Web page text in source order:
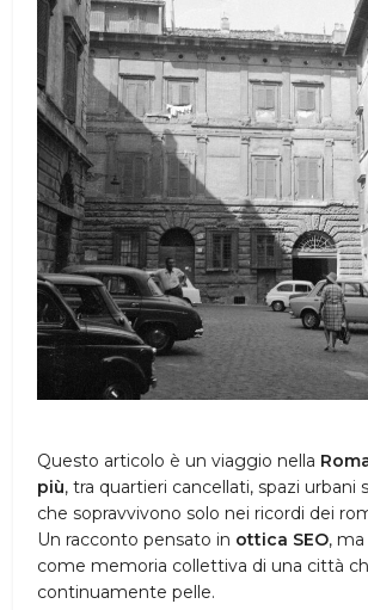
Questo articolo è un viaggio nella
più, tra quartieri cancellati, spazi urbani
che sopravvivono solo nei ricordi dei
Un racconto pensato in ottica SEO,
come memoria collettiva di una città
continuamente pelle.